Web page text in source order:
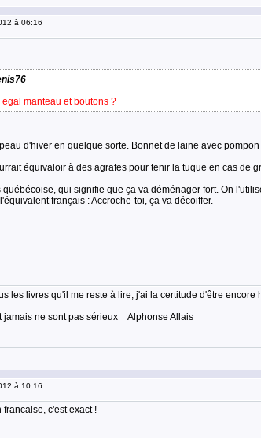
à 06:16
manteau et boutons ?
d'hiver en quelque sorte. Bonnet de laine avec pompon
équivaloir à des agrafes pour tenir la tuque en cas de
québécoise, qui signifie que ça va déménager fort. On
français : Accroche-toi, ça va décoiffer.
les livres qu'il me reste à lire, j'ai la certitude d'être encore
ne sont pas sérieux _ Alphonse Allais
à 10:16
c'est exact !